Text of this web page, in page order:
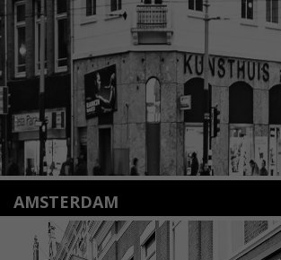
Lees meer
AMSTERDAM
Amstelveenseweg 135
1075 VX Amsterdam